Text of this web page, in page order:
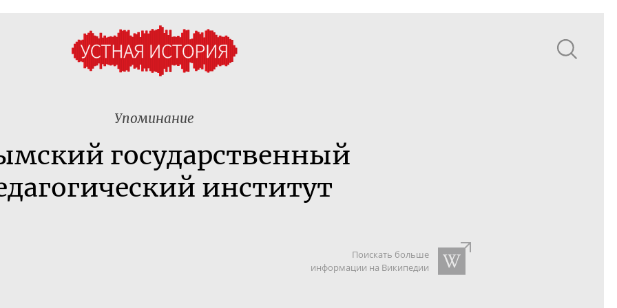
Упоминание
государственный
институт
Поискать больше
информации на Википедии